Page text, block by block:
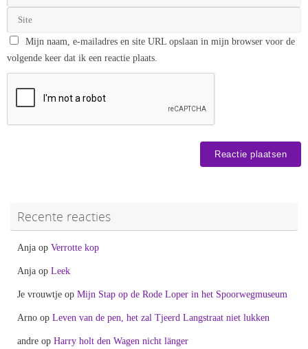
Mijn naam, e-mailadres en site URL opslaan in mijn browser voor de
volgende keer dat ik een reactie plaats.
Recente reacties
Anja op Verrotte kop
Anja op Leek
Je vrouwtje op Mijn Stap op de Rode Loper in het Spoorwegmuseum
Arno op Leven van de pen, het zal Tjeerd Langstraat niet lukken
andre op Harry holt den Wagen nicht länger